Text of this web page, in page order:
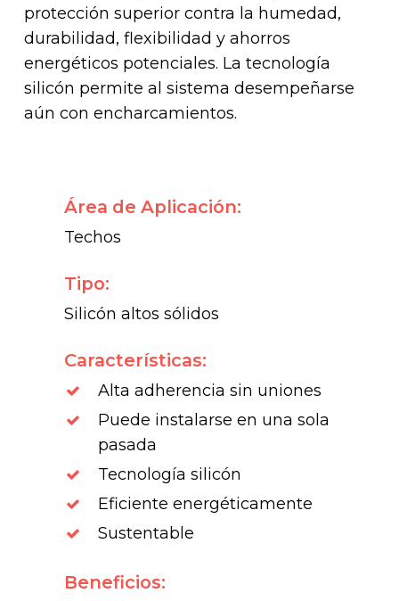
protección superior contra la humedad,
durabilidad, flexibilidad y ahorros
energéticos potenciales. La tecnología
silicón permite al sistema desempeñarse
aún con encharcamientos.
Área de Aplicación:
Techos
Tipo:
Silicón altos sólidos
Características:
Alta adherencia sin uniones
Puede instalarse en una sola
pasada
Tecnología silicón
Eficiente energéticamente
Sustentable
Beneficios: